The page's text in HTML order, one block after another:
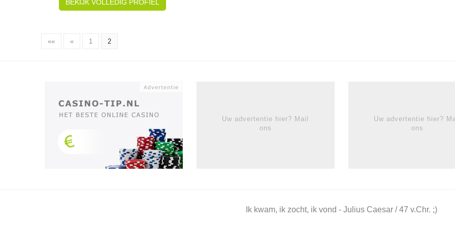
BEKIJK VOLLEDIG PROFIEL
«« « 1 2
Uw advertentie hier? Mail
ons
Uw advertentie hier?
ons
Ik kwam, ik zocht, ik vond - Julius Caesar / 47 v.Chr. ;)